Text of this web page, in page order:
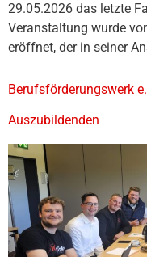
29.05.2026 das letzte
Veranstaltung wurde
eröffnet, der in seiner
Berufsförderungswerk
Auszubildenden